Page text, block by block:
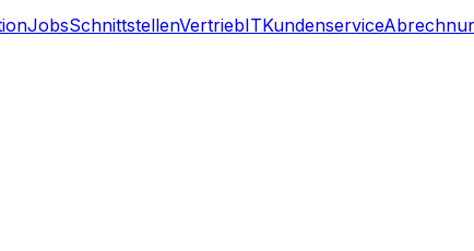
JobsSchnittstellenVertriebITKundenservice